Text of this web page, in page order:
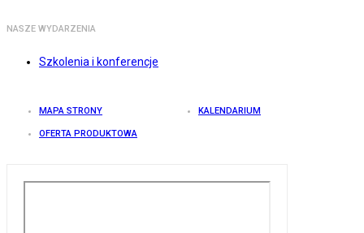
NASZE WYDARZENIA
Szkolenia i konferencje
MAPA STRONY KALENDARIUM
OFERTA PRODUKTOWA